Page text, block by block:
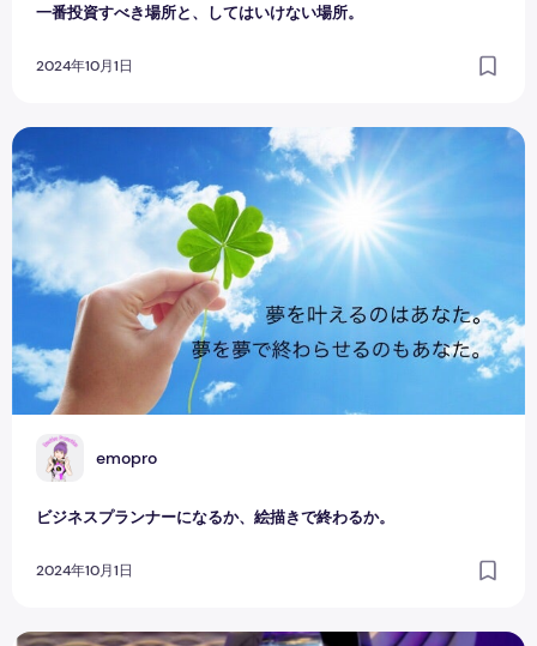
一番投資すべき場所と、してはいけない場所。
2024年10月1日
E emopro
ビジネスプランナーになるか、絵描きで終わるか。
2024年10月1日
ビジネスプランナーになるか、絵描きで終わるか。